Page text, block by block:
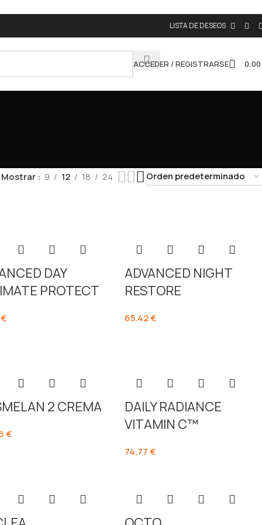
LISTA DE DESEOS
ACCEDER / REGISTRARSE 0,00
Mostrar 9 12 18 24
DAY
PROTECT
€
ADVANCED NIGHT
RESTORE
65,42€
2 CREMA
€
DAILY RADIANCE
VITAMIN C™
74,77€